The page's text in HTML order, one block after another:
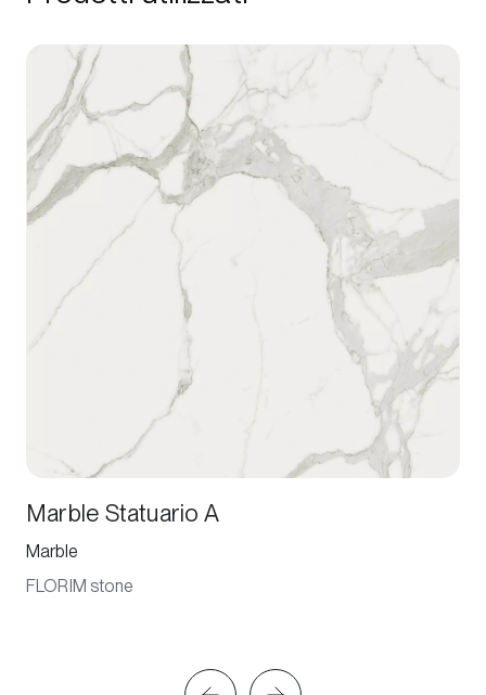
Marble Statuario A
Marble
FLORIM stone